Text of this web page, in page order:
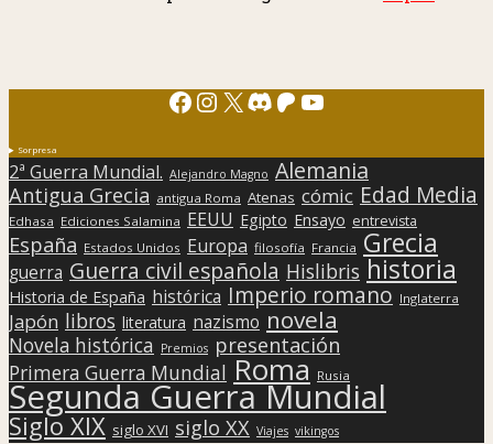
Facebook
Instagram
X Discord
Patreon
YouTube
Sorpresa
2ª Guerra Mundial. Alejandro Magno Alemania
Antigua Grecia antigua Roma Atenas cómic Edad Media
Edhasa Ediciones Salamina EEUU Egipto Ensayo entrevista
España Estados Unidos Europa filosofía Francia Grecia
guerra Guerra civil española Hislibris historia
Historia de España histórica Imperio romano Inglaterra
Japón libros literatura nazismo novela
Novela histórica Premios presentación
Primera Guerra Mundial Roma Rusia
Segunda Guerra Mundial
Siglo XIX siglo XVI siglo XX Viajes vikingos